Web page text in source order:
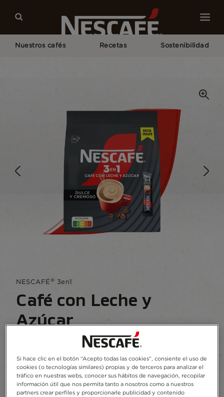
Nuestros cafés Recetas Sostenibilidad
NESCAFÉ® 3en1
Café con Leche y
Azúcar
6 reviews
Descubre los sobres de NESCAFÉ 3en1, una
mezcla equilibrada de café, leche y azúcar en un
práctico sobre para llevar a donde quieras.
Si hace clic en el botón “Acepto todas las cookies”, consiente el uso de
cookies (o tecnologías similares) propias y de terceros para analizar el
tráfico en nuestras webs, conocer sus hábitos de navegación, recopilar
información útil que nos permita tanto a nosotros como a nuestros
partners crear perfiles y proporcionarle publicidad y contenido